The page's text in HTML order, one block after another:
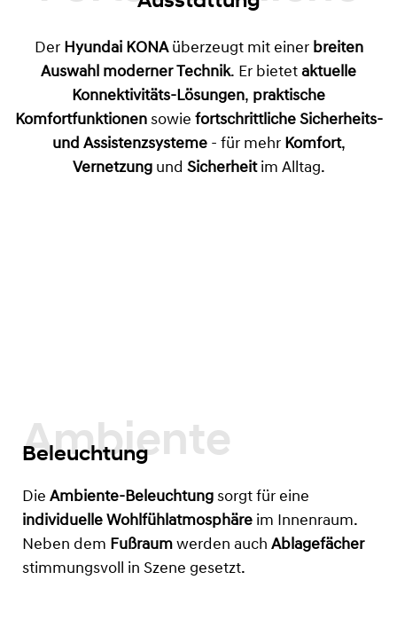
Der Hyundai KONAüberzeugt mit einer breiten
Auswahl moderner Technik. Er bietet aktuelle
Konnektivitäts-Lösungen, praktische
Komfortfunktionensowie fortschrittliche Sicherheits-
und Assistenzsysteme- für mehr Komfort,
Vernetzungund Sicherheitim Alltag.
Ambiente
Beleuchtung
Die Ambiente-Beleuchtung sorgt für eine
individuelle Wohlfühlatmosphäre im Innenraum.
Neben dem Fußraum werden auch Ablagefächer
stimmungsvoll in Szene gesetzt.